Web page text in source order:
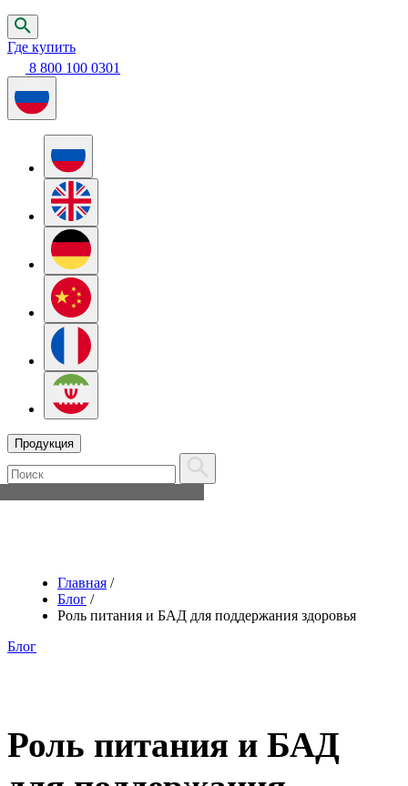
Где купить
8 800 100 0301
Продукция
Главная /
Блог /
Роль питания и БАД для поддержания здоровья
Блог
Роль питания и БАД